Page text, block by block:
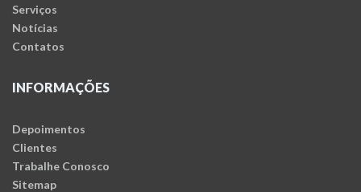
Serviços
Notícias
Contatos
INFORMAÇÕES
Depoimentos
Clientes
Trabalhe Conosco
Sitemap